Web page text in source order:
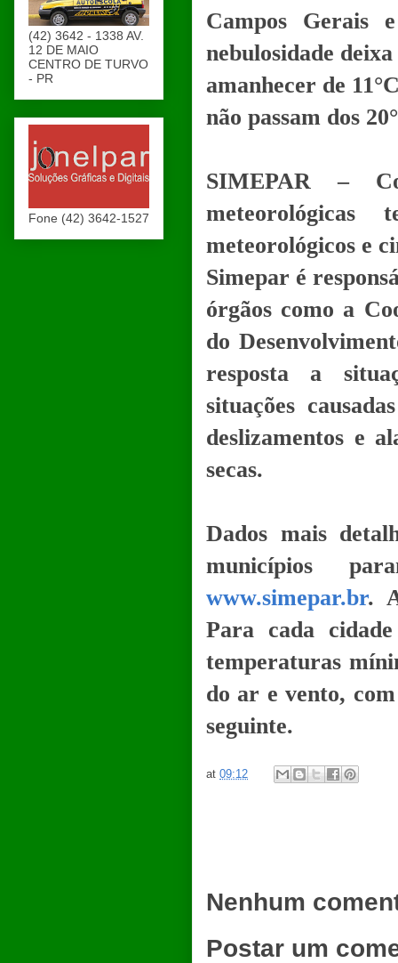
Campos Gerais
nebulosidade
amanhecer de
não passam dos
SIMEPAR –
meteorológicas
meteorológicos e
Simepar é
órgãos como a
do
resposta a
situações
deslizamentos e
secas.
Dados mais
municípios
www.simepar.br.
Para cada
temperaturas
do ar e vento,
seguinte.
at 09:12
Nenhum
Postar um
(42) 3642 - 1338 AV.
12 DE MAIO
CENTRO DE TURVO
- PR
Fone (42) 3642-1527